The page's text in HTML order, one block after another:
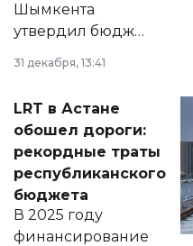
Шымкента
утвердил бюджет
города на 2026–
2028 годы.
документ
появился в базе
нормативных
правовых актов и
на сайте маслихат
города.
31 декабря, 13:41
LRT в Астане
обошел дороги:
рекордные траты
республиканского
бюджета
В 2025 году
финансирование